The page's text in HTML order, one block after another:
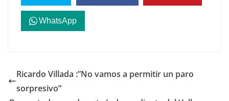
WhatsApp
Ricardo Villada :”No vamos a permitir un paro
sorpresivo”